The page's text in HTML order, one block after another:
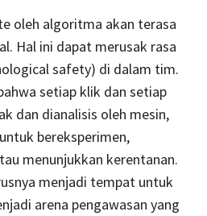
oleh algoritma akan terasa
Hal ini dapat merusak rasa
safety) di dalam tim.
setiap klik dan setiap
dan dianalisis oleh mesin,
bereksperimen,
menunjukkan kerentanan.
menjadi tempat untuk
arena pengawasan yang